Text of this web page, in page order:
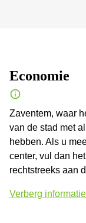
Economie
Zaventem, waar
van de stad met
hebben. Als u
center, vul dan
rechtstreeks aan
Verberg informatie